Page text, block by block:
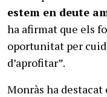
estem en deute
ha afirmat que els
oportunitat per
d’aprofitar”.
Monràs ha destacat